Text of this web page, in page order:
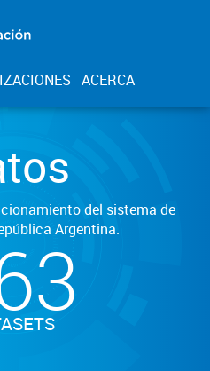
ACERCA
del sistema de
Argentina.